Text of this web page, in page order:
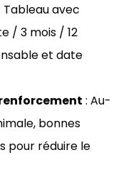
Tableau avec
/ 3 mois / 12
et date
: Au-
bonnes
pour réduire le